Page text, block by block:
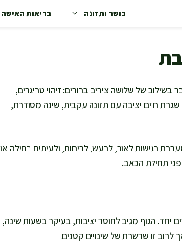
כושר ותזונה בריאות האישה
של שלושה צירים ברורים: זיהוי טריגרים,
חיים יציבה עם תזונה עקבית, שינה מסודרת,
רגישות לאור, לרעש, לריחות, ולעיתים בחילה או
תחילת הכאב.
יחד. הגוף מגיב לחוסר יציבות, בעיקר בשעות שינה,
לרוב זו שרשרת של שינויים קטנים.